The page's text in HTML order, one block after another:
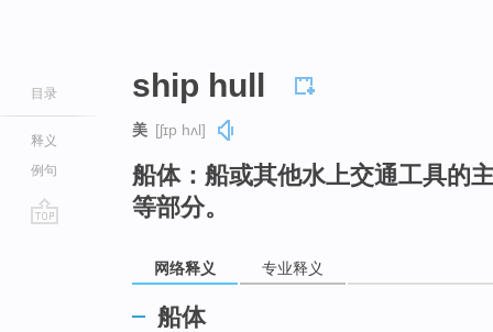
目录
释义
例句
ship hull
美 [ʃɪp hʌl]
船体：船或其他水上交通工具的
等部分。
网络释义 专业释义
船体